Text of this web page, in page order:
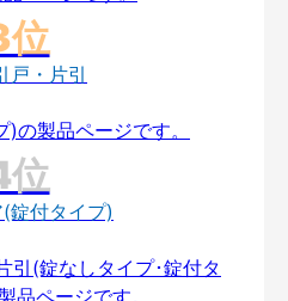
戸・片引
錠付タイプ)